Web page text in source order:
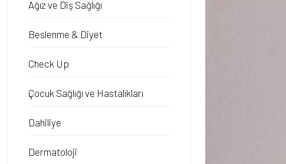
Ağız ve Diş Sağlığı
Beslenme & Diyet
Check Up
Çocuk Sağlığı ve Hastalıkları
Dahiliye
Dermatoloji